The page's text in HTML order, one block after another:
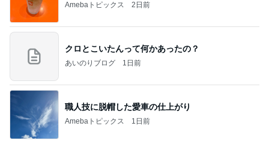
Amebaトピックス 2日前
クロとこいたんって何かあったの？
あいのりブログ 1日前
職人技に脱帽した愛車の仕上がり
Amebaトピックス 1日前